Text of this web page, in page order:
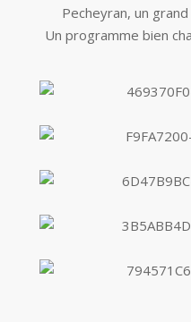
Pecheyran, un
Un programme bien